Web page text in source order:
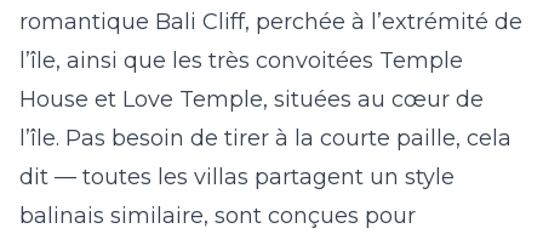
romantique Bali Cliff, perchée à l’extrémité de
l’île, ainsi que les très convoitées Temple
House et Love Temple, situées au cœur de
l’île. Pas besoin de tirer à la courte paille, cela
dit — toutes les villas partagent un style
balinais similaire, sont conçues pour